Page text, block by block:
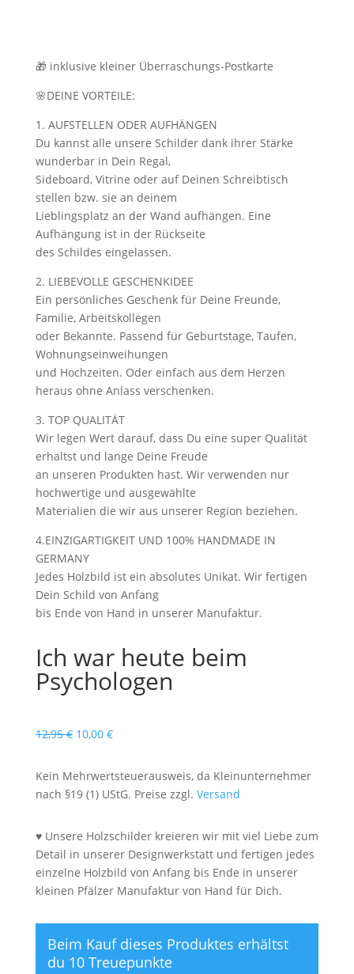
🎁 inklusive kleiner Überraschungs-Postkarte
🌸DEINE VORTEILE:
1. AUFSTELLEN ODER AUFHÄNGEN
Du kannst alle unsere Schilder dank ihrer Stärke
wunderbar in Dein Regal,
Sideboard, Vitrine oder auf Deinen Schreibtisch
stellen bzw. sie an deinem
Lieblingsplatz an der Wand aufhängen. Eine
Aufhängung ist in der Rückseite
des Schildes eingelassen.
2. LIEBEVOLLE GESCHENKIDEE
Ein persönliches Geschenk für Deine Freunde,
Familie, Arbeitskollegen
oder Bekannte. Passend für Geburtstage, Taufen,
Wohnungseinweihungen
und Hochzeiten. Oder einfach aus dem Herzen
heraus ohne Anlass verschenken.
3. TOP QUALITÄT
Wir legen Wert darauf, dass Du eine super Qualität
erhältst und lange Deine Freude
an unseren Produkten hast. Wir verwenden nur
hochwertige und ausgewählte
Materialien die wir aus unserer Region beziehen.
4.EINZIGARTIGKEIT UND 100% HANDMADE IN
GERMANY
Jedes Holzbild ist ein absolutes Unikat. Wir fertigen
Dein Schild von Anfang
bis Ende von Hand in unserer Manufaktur.
Ich war heute beim
Psychologen
12,95€ Ursprünglicher
war:
12,95 €
10,00 €Aktueller
ist:
10,00 €.
Kein Mehrwertsteuerausweis, da Kleinunternehmer
nach §19 (1) UStG. Preise zzgl. Versand
♥ Unsere Holzschilder kreieren wir mit viel Liebe zum
Detail in unserer Designwerkstatt und fertigen jedes
einzelne Holzbild von Anfang bis Ende in unserer
kleinen Pfälzer Manufaktur von Hand für Dich.
Beim Kauf dieses Produktes erhältst
du 10 Treuepunkte